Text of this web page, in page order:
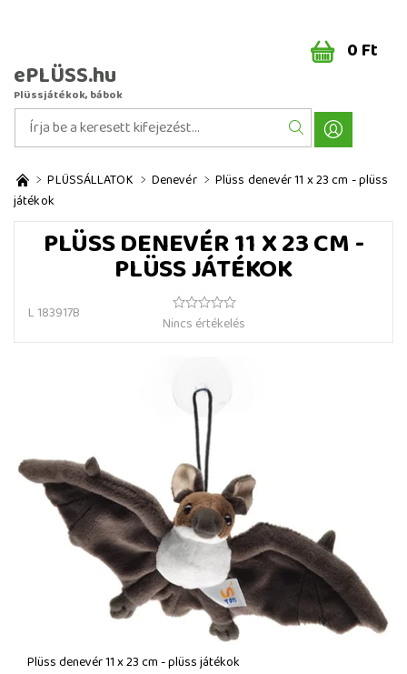
ePLÜSS.hu
Plüssjátékok, bábok
0 Ft
PLÜSSÁLLATOK Denevér
Plüss denevér 11 x 23 cm - plüss
játékok
PLÜSS DENEVÉR 11 X 23 CM -
PLÜSS JÁTÉKOK
L 183917B
Nincs értékelés
Plüss denevér 11 x 23 cm - plüss játékok